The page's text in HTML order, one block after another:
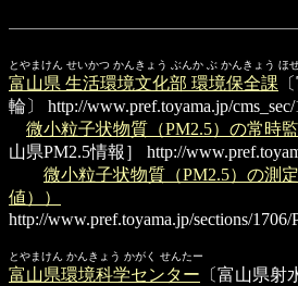
とやまけん せいかつ かんきょう ぶんか ぶ かんきょう ほ
富山県 生活環境文化部 環境保全課
輪〕
http://www.pref.toyama.jp/
微小粒子状物質（PM2.5）の常時
山県PM2.5情報］
http://
微小粒子状物質（PM2.5）の測
値））
http://www.pref.toyama.jp/sections/
とやまけん かんきょう かがく せんたー
富山県環境科学センター 〔富山県射